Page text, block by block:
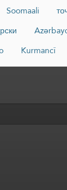
Soomaali
Kurmancî